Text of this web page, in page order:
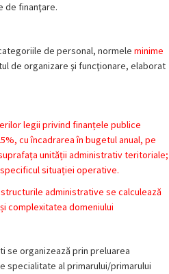
de finanţare.
de personal, normele minime
de organizare şi funcţionare, elaborat
legii privind finanțele publice
cu încadrarea în bugetul anual, pe
unității administrativ teritoriale;
situației operative.
administrative se calculează
complexitatea domeniului
se organizează prin preluarea
specialitate al primarului/primarului